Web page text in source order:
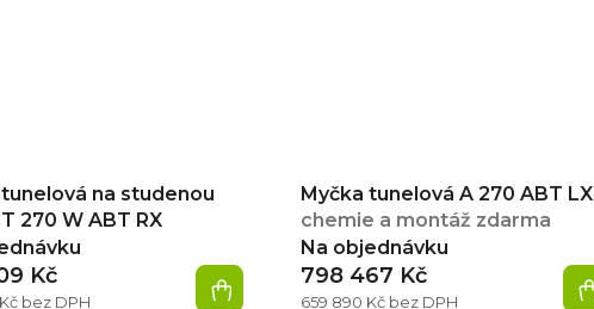
na studenou
270 W ABT RX
bez DPH
Kč
Myčka tunelová A 270 ABT LX
chemie a montáž zdarma
Na objednávku
659 890 Kč bez DPH
798 467 Kč